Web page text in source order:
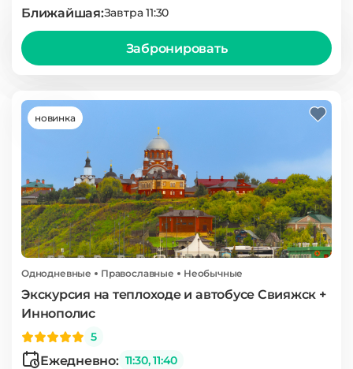
Ближайшая:Завтра 11:30
Забронировать
новинка
Однодневные Православные Необычные
Экскурсия на теплоходе и автобусе Свияжск +
Иннополис
5
Ежедневно: 11:30, 11:40